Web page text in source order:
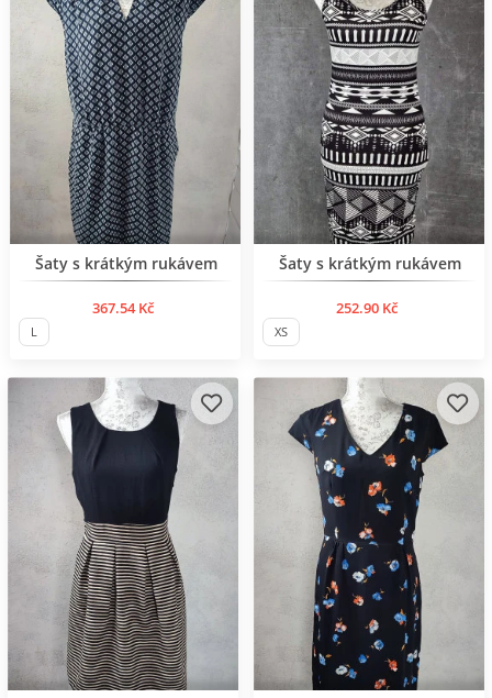
Šaty s krátkým rukávem
367.54 Kč
L
Šaty s krátkým rukávem
252.90 Kč
XS